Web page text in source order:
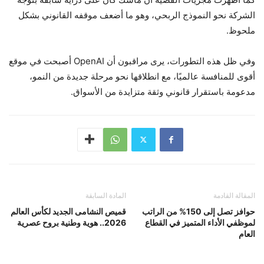
الشركة نحو النموذج الربحي، وهو ما أضعف موقفه القانوني بشكل
ملحوظ.
وفي ظل هذه التطورات، يرى مراقبون أن OpenAI أصبحت في موقع
أقوى للمنافسة عالميًا، مع انطلاقها نحو مرحلة جديدة من النمو،
مدعومة باستقرار قانوني وثقة متزايدة من الأسواق.
المادة السابقة
قميص النشامى الجديد لكأس العالم
2026.. هوية وطنية بروح عصرية
المقالة القادمة
حوافز تصل إلى 150% من الراتب
لموظفي الأداء المتميز في القطاع
العام